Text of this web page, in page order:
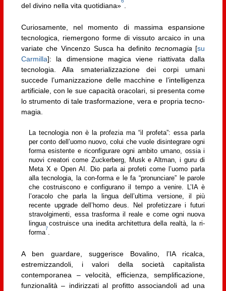
del divino nella vita quotidiana»
Curiosamente, nel momento di massima espansione
tecnologica, riemergono forme di vissuto arcaico in una
variate che Vincenzo Susca ha definito tecnomagia [su
Carmilla]: la dimensione magica viene riattivata dalla
tecnologia. Alla smaterializzazione dei corpi umani
succede l’umanizzazione delle macchine e l’intelligenza
artificiale, con le sue capacità oracolari, si presenta come
lo strumento di tale trasformazione, vera e propria tecno-
magia.
La tecnologia non è la profezia ma “il profeta”: essa parla
per conto dell’uomo nuovo, colui che vuole disintegrare ogni
forma esistente e riconfigurare ogni ambito umano, ossia i
nuovi creatori come Zuckerberg, Musk e Altman, i guru di
Meta X e Open AI. Dio parla ai profeti come l’uomo parla
alla tecnologia, la con-forma e le fa “pronunciare” le parole
che costruiscono e configurano il tempo a venire. L’IA è
l’oracolo che parla la lingua dell’ultima versione, il più
recente upgrade dell’homo deus. Nel profetizzare i futuri
stravolgimenti, essa trasforma il reale e come ogni nuova
lingua costruisce una inedita architettura della realtà, la ri-
forma
7
.
A ben guardare, suggerisce Bovalino, l’IA ricalca,
estremizzandoli, i valori della società capitalista
contemporanea – velocità, efficienza, semplificazione,
funzionalità – indirizzati al profitto associandoli ad una